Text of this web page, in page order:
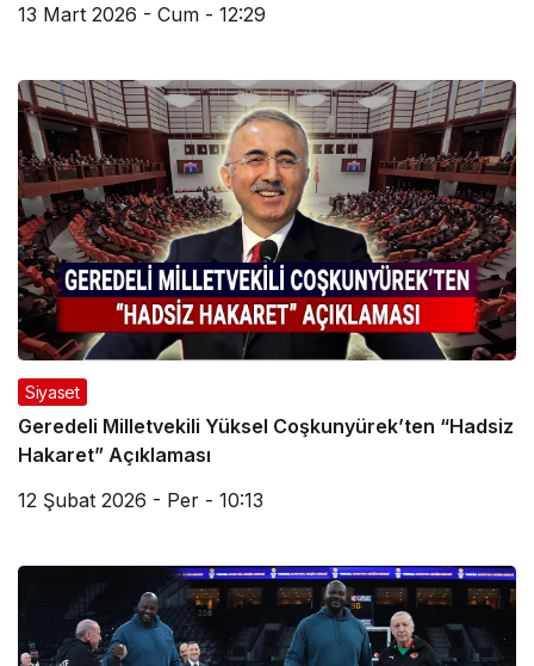
13 Mart 2026 - Cum - 12:29
Siyaset
Geredeli Milletvekili Yüksel Coşkunyürek’ten “Hadsiz
Hakaret” Açıklaması
12 Şubat 2026 - Per - 10:13